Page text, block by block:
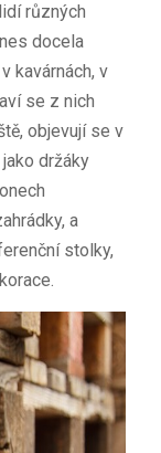
různých
docela
kavárnách, v
se z nich
objevují se v
držáky
a
stolky,